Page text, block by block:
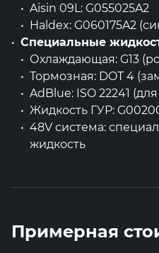
Aisin 09L: G055025A2
Haldex: G060175A2
Специальные
Охлаждающая: G13
Тормозная: DOT 4
AdBlue: ISO 22241
Жидкость ГУР:
48V система:
жидкость
Примерная